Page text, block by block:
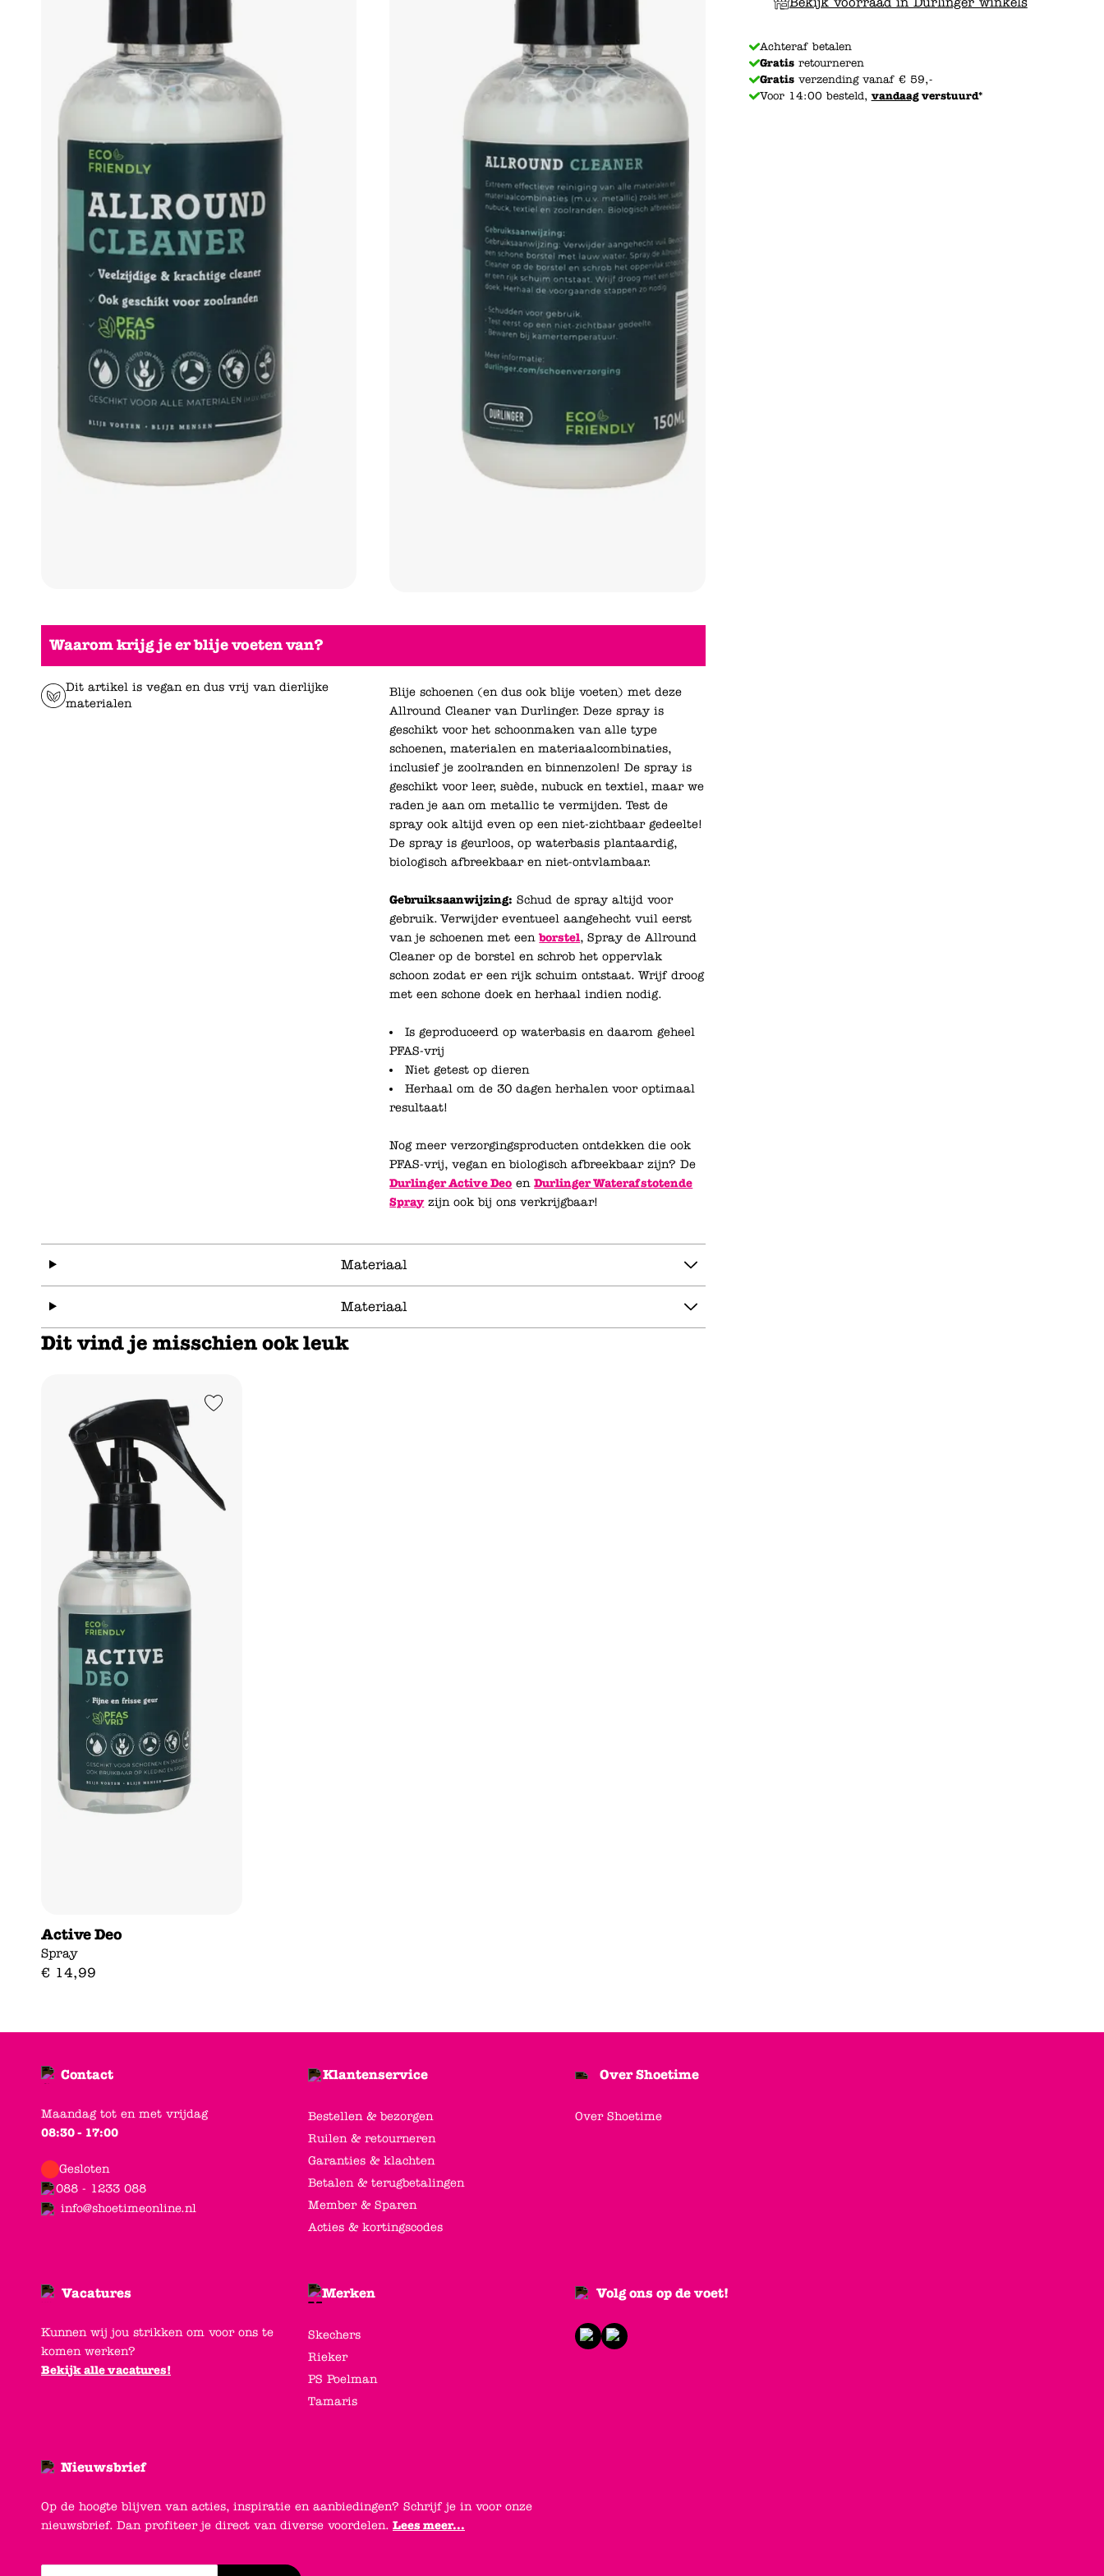
Waarom krijg je er blije voeten van?
Dit artikel is vegan en dus vrij van dierlijke
materialen
Blije schoenen (en dus ook blije voeten) met deze
Allround Cleaner van Durlinger. Deze spray is
geschikt voor het schoonmaken van alle type
schoenen, materialen en materiaalcombinaties,
inclusief je zoolranden en binnenzolen! De spray is
geschikt voor leer, suède, nubuck en textiel, maar we
raden je aan om metallic te vermijden. Test de
spray ook altijd even op een niet-zichtbaar gedeelte!
De spray is geurloos, op waterbasis plantaardig,
biologisch afbreekbaar en niet-ontvlambaar.
Gebruiksaanwijzing: Schud de spray altijd voor
gebruik. Verwijder eventueel aangehecht vuil eerst
van je schoenen met eenborstel, Spray de Allround
Cleaner op de borstel en schrob het oppervlak
schoon zodat er een rijk schuim ontstaat. Wrijf droog
met een schone doek en herhaal indien nodig.
Is geproduceerd op waterbasis en daarom geheel
PFAS-vrij
Niet getest op dieren
Herhaal om de 30 dagen herhalen voor optimaal
resultaat!
Nog meer verzorgingsproducten ontdekken die ook
PFAS-vrij, vegan en biologisch afbreekbaar zijn? De
Durlinger Active Deo enDurlinger Waterafstotende
Sprayzijn ook bij ons verkrijgbaar!
Materiaal
Materiaal
Achteraf betalen
Gratisretourneren
Gratisverzending vanaf € 59,-
Voor 14:00 besteld, vandaagverstuurd*
Dit vind je misschien ook leuk
Add to Wishlist
Active Deo
Spray
€ 14,99
Contact
Maandag tot en met vrijdag
08:30 - 17:00
Gesloten
088 - 1233 088
info@shoetimeonline.nl
Klantenservice
Bestellen & bezorgen
Ruilen & retourneren
Garanties & klachten
Betalen & terugbetalingen
Member & Sparen
Acties & kortingscodes
Over Shoetime
Over Shoetime
Vacatures
Kunnen wij jou strikken om voor ons te
komen werken?
Bekijk alle vacatures!
Merken
Skechers
Rieker
PS Poelman
Tamaris
Volg ons op de voet!
Nieuwsbrief
Op de hoogte blijven van acties, inspiratie en aanbiedingen? Schrijf je in voor onze
nieuwsbrief. Dan profiteer je direct van diverse voordelen. Lees meer...